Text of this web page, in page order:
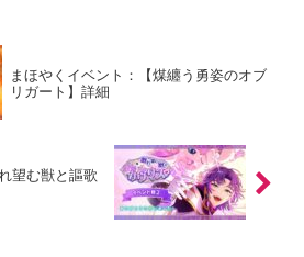
まほやくイベント：【煤纏う勇姿のオブ
リガート】詳細
望む獣と謳歌